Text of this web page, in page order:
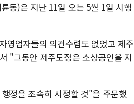
동)은 지난 11일 오는 5월 1일 시행
영업자들의 의견수렴도 없었고 제주
"그동안 제주도정은 소상공인을 지
정을 조속히 시정할 것"을 주문했